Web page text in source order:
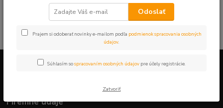
V tejto kategórii nebol nájdený žiadny tovar.
Firemné údaje
Odoslať
Prajem si odoberať novinky e-mailom podľa podmienok spracovania osobných
údajov.
Súhlasím sospracovaním osobných údajov pre účely registrácie.
Zatvoriť